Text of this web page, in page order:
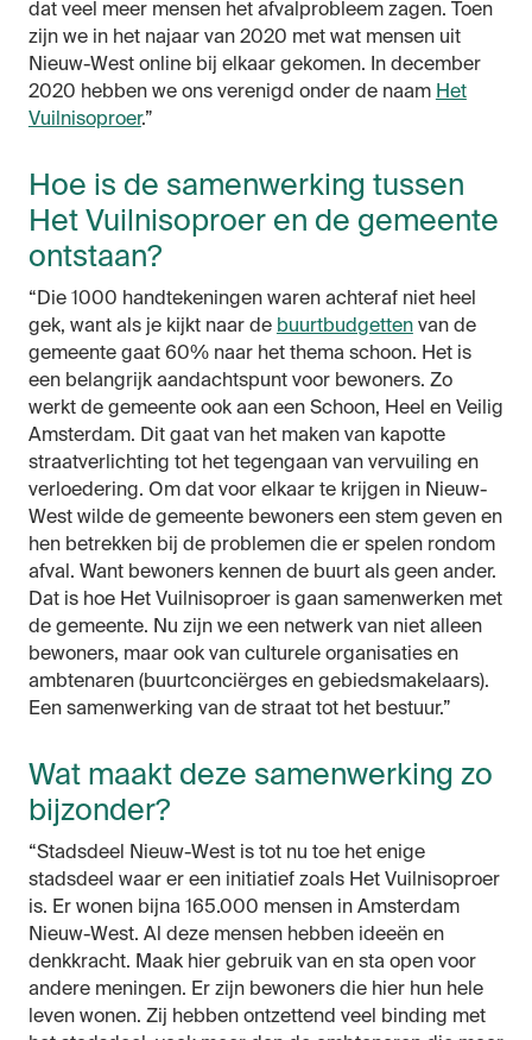
dat veel meer mensen het afvalprobleem zagen. Toen
zijn we in het najaar van 2020 met wat mensen uit
Nieuw-West online bij elkaar gekomen. In december
2020 hebben we ons verenigd onder de naam Het
Vuilnisoproer.”
Hoe is de samenwerking tussen
Het Vuilnisoproer en de gemeente
ontstaan?
“Die 1000 handtekeningen waren achteraf niet heel
gek, want als je kijkt naar de buurtbudgettenvan de
gemeente gaat 60% naar het thema schoon. Het is
een belangrijk aandachtspunt voor bewoners. Zo
werkt de gemeente ook aan een Schoon, Heel en Veilig
Amsterdam. Dit gaat van het maken van kapotte
straatverlichting tot het tegengaan van vervuiling en
verloedering. Om dat voor elkaar te krijgen in Nieuw-
West wilde de gemeente bewoners een stem geven en
hen betrekken bij de problemen die er spelen rondom
afval. Want bewoners kennen de buurt als geen ander.
Dat is hoe Het Vuilnisoproer is gaan samenwerken met
de gemeente. Nu zijn we een netwerk van niet alleen
bewoners, maar ook van culturele organisaties en
ambtenaren (buurtconciërges en gebiedsmakelaars).
Een samenwerking van de straat tot het bestuur.”
Wat maakt deze samenwerking zo
bijzonder?
“Stadsdeel Nieuw-West is tot nu toe het enige
stadsdeel waar er een initiatief zoals Het Vuilnisoproer
is. Er wonen bijna 165.000 mensen in Amsterdam
Nieuw-West. Al deze mensen hebben ideeën en
denkkracht. Maak hier gebruik van en sta open voor
andere meningen. Er zijn bewoners die hier hun hele
leven wonen. Zij hebben ontzettend veel binding met